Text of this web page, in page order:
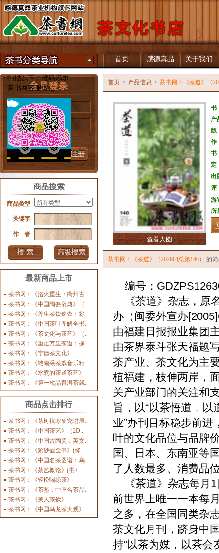
首页 感德真品 关于我们
用户名
密 码
忘记密码？
商品搜索
商品类型
关键字
作 者
最新商品上市
茶书网：《浴火重生：衢州古...
茶书网：《中国陶瓷辞典》（...
茶书网：《养生茶饮速查：彩...
茶书网：《中国茶叶图解全书...
茶书网：《茶文化与茶艺》（...
茶书网：《重走万里茶道：探...
茶书网：《宁德茶文化》
茶书网：《赣南采茶戏音乐精...
茶书网：《水煮的茶道茶艺》
茶书网：《第一次品普洱茶就...
商品点击排行
茶书网：《茶树抗寒研究进展...
茶书网：《中国茶艺》（2D...
茶书网：《中国古陶瓷：英文...
茶书网：《紫砂壶全书》(修...
茶书网：《中国名茶图谱：乌...
茶书网：《茶艺概论》(书+...
茶书网：《轻松喝绿茶》
茶书网：《茶鉴：中国名茶品...
茶书网：《美人茶饮》
茶书网：《中国乌龙茶大观》
首页 > 产品信息 > 茶书网：《茶道》（
查看大图
产
出
游
所
茶书网：《茶道》（202604总第140） 的
编号：
《茶道》杂志，原
办（闽委外宣办
由福建日报报业集团
由茶界泰斗张天福题
茶产业、茶文化为主
植福建，枝伸两岸，
关产业部门的关注和
旨，以“以茶悟道，
业”办刊目标稳步前进
叶的文化品位与品牌
国、日本、东南亚等
了人数最多、消费品
《茶道》杂志每月1
前世界上唯一一本每
之多，在全国同类杂
茶文化月刊，跻身中
持“以茶为媒，以茶会
扫描以下二维码添加
茶书网客服微信